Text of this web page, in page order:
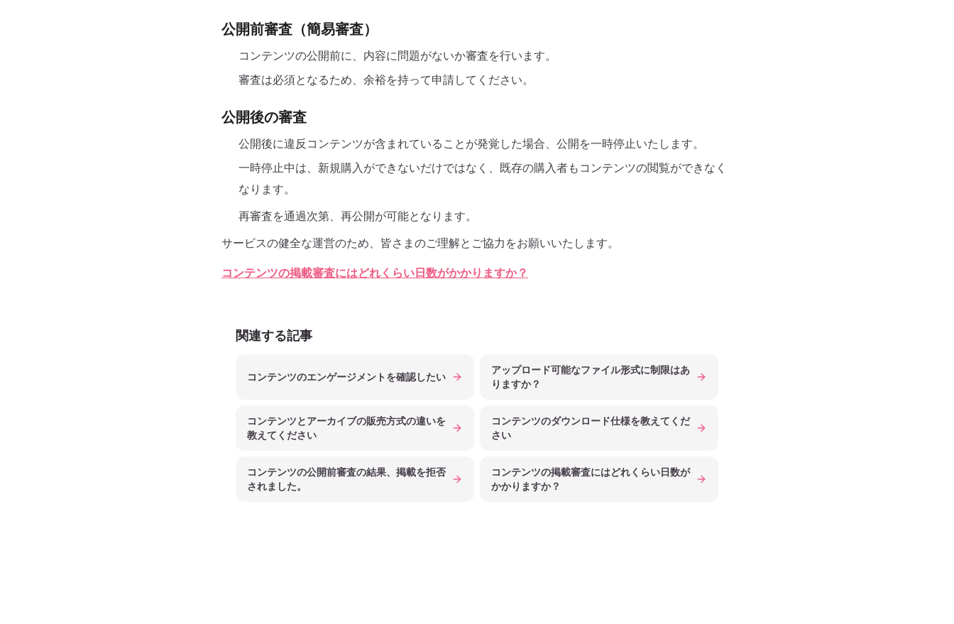
公開前審査（簡易審査）
コンテンツの公開前に、内容に問題がないか審査を行います。
審査は必須となるため、余裕を持って申請してください。
公開後の審査
公開後に違反コンテンツが含まれていることが発覚した場合、公開を一時停止いたします。
一時停止中は、新規購入ができないだけではなく、既存の購入者もコンテンツの閲覧ができなく
なります。
再審査を通過次第、再公開が可能となります。
サービスの健全な運営のため、皆さまのご理解とご協力をお願いいたします。
コンテンツの掲載審査にはどれくらい日数がかかりますか？
関連する記事
コンテンツのエンゲージメントを確認したい
アップロード可能なファイル形式に制限はあ
りますか？
コンテンツとアーカイブの販売方式の違いを
教えてください
コンテンツのダウンロード仕様を教えてくだ
さい
コンテンツの公開前審査の結果、掲載を拒否
されました。
コンテンツの掲載審査にはどれくらい日数が
かかりますか？